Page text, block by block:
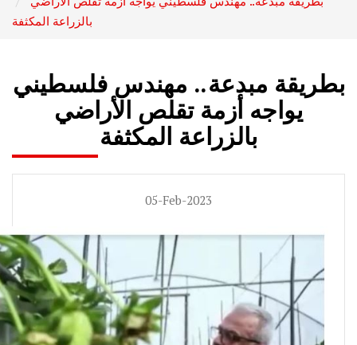
بالزراعة المكثفة
بطريقة مبدعة.. مهندس فلسطيني
يواجه أزمة تقلص الأراضي
بالزراعة المكثفة
05-Feb-2023